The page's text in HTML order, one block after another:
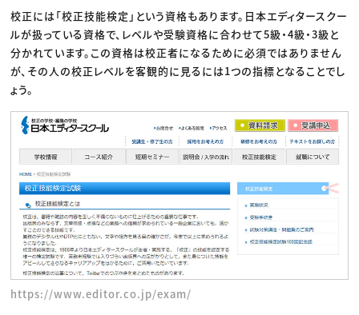
校正には「校正技能検定」という資格もあります。日本エディタースクー
ルが扱っている資格で、レベルや受験資格に合わせて5級・4級・3級と
分かれています。この資格は校正者になるために必須ではありません
が、その人の校正レベルを客観的に見るには1つの指標となることでし
ょう。
https://www.editor.co.jp/exam/